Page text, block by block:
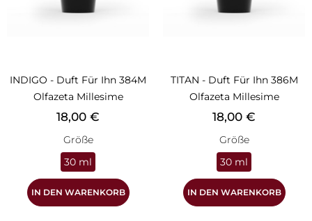
INDIGO - Duft Für Ihn 384M
Olfazeta Millesime
Preis
18,00 €
Größe
30 ml
IN DEN WARENKORB
TITAN - Duft Für Ihn 386M
Olfazeta Millesime
Preis
18,00 €
Größe
30 ml
IN DEN WARENKORB